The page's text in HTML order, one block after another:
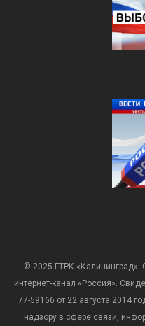
© 2025 ГТРК «Калининград».
интернет-канал «Россия».
77-59166 от 22 августа 2014
надзору в сфере связи,